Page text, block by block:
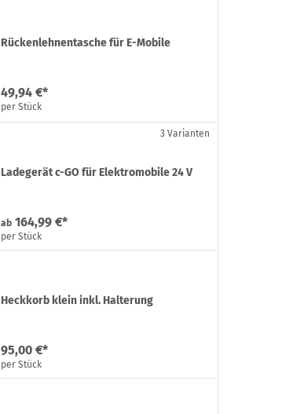
Rückenlehnentasche für E-Mobile
49,94 €*
per Stück
3 Varianten
Ladegerät c-GO für Elektromobile 24 V
ab164,99 €*
per Stück
Heckkorb klein inkl. Halterung
95,00 €*
per Stück